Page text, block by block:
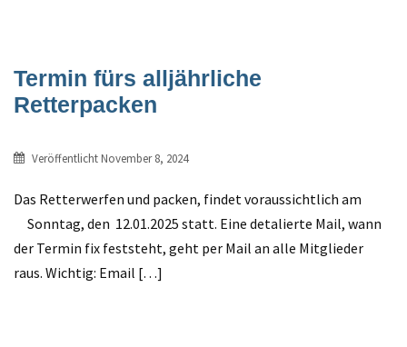
Termin fürs alljährliche
Retterpacken
Veröffentlicht November 8, 2024
Das Retterwerfen und packen, findet voraussichtlich am
Sonntag, den 12.01.2025 statt. Eine detalierte Mail, wann
der Termin fix feststeht, geht per Mail an alle Mitglieder
raus. Wichtig: Email […]